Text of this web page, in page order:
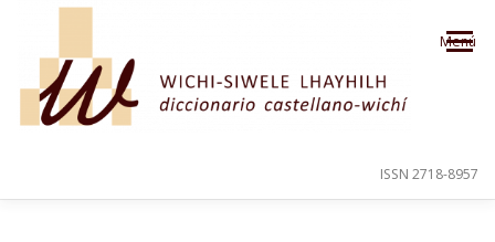
Saltar al contenido
Menú
ISSN 2718-8957